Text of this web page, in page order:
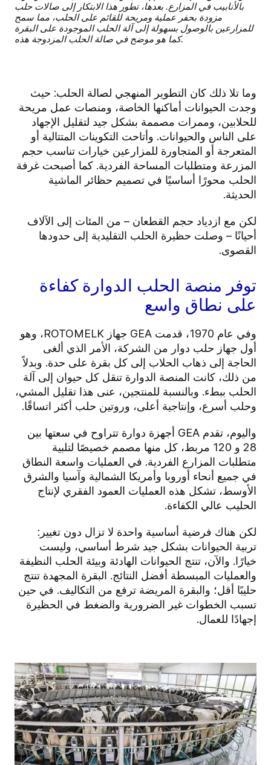
بالأنابيب في المزارع. بعدها، تطور هذا الابتكار إلى صالات حلب
مزودة بحفر عملية ومريحة للقائم على الحلب، مما سمح
للمزارعين بالوصول بسهولة إلى آلة الحلب الموجودة على البقرة
كما هو موضح في صالة الحلب المزدوجة هذه.
وما تلا ذلك كان التطوير المنهجي لصالة الحلب: حيث
وجدت الحيوانات أماكنها الخاصة، ومنصات عمل مريحة
للحلابين، وممرات مصممة بشكل جيد لتقليل الإجهاد
على الناس والحيوانات. وأتاحت التكوينات المتتالية أو
المتعرجة أو المتجاورة للمزارعين خيارات تناسب حجم
المزرعة ومتطلبات المساحة الفردية. كما أصبحت غرفة
الحلب محورًا أساسيًا في تصميم حظائر الماشية
الحديثة.
لكن مع ازدياد حجم القطعان – من المئات إلى الآلاف
أحيانًا – وصلت حظيرة الحلب التقليدية إلى حدودها
القصوى.
توفر منصة الحلب الدوارة كفاءة
على نطاق واسع
وفي عام 1970، قدمت GEA جهاز ROTOMELK، وهو
أول جهاز حلب دوار من الشركة، الأمر الذي ألغى
الحاجة إلى ذهاب الحلاب إلى كل بقرة على حدة. وبدلاً
من ذلك، كانت المنصة الدوارة تنقل كل حيوان إلى آلة
الحلب ببطء. وبالنسبة للمنتجين، عنى هذا تقليل المشي،
وحلب أسرع، وإنتاجية أعلى، وروتين حلب أكثر اتساقًا.
واليوم، تقدم GEA أجهزة دوارة تتراوح في سعتها بين
28 و 120 مربط، كل منها مصمم خصيصًا لتلبية
متطلبات المزارع الفردية. في العمليات واسعة النطاق
في جميع أنحاء أوروبا وأمريكا الشمالية وآسيا والشرق
الأوسط، تشكل هذه العمليات العمود الفقري لإنتاج
الحليب عالي الكفاءة.
لكن هناك فرضية أساسية واحدة لا تزال دون تغيير:
تربية الحيوانات بشكل جيد شرط أساسي، وليست
خيارًا. والآن، تنتج الحيوانات الهادئة وبيئة الحلب النظيفة
والعمليات المبسطة أفضل النتائج. البقرة المجهدة تنتج
حليبًا أقل؛ والبقرة المريضة ترفع من التكاليف. في حين
تسبب الخطوات غير الضرورية والضغط في الحظيرة
إجهادًا للعمال.